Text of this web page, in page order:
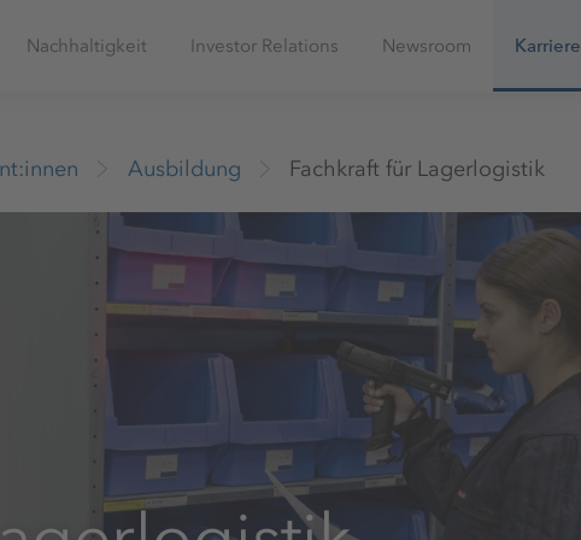
Nachhaltigkeit Investor Relations Newsroom Karriere
Ausbildung Fachkraft für Lagerlogistik